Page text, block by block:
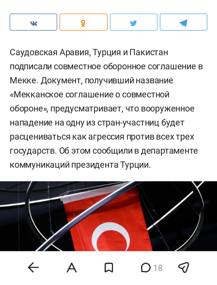
Саудовская Аравия, Турция и Пакистан
подписали совместное оборонное соглашение в
Мекке. Документ, получивший название
«Мекканское соглашение о совместной
обороне», предусматривает, что вооруженное
нападение на одну из стран-участниц будет
расцениваться как агрессия против всех трех
государств. Об этом сообщили в департаменте
коммуникаций президента Турции.
18